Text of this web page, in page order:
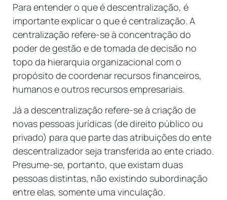
Para entender o que é descentralização, é
importante explicar o que é centralização. A
centralização refere-se à concentração do
poder de gestão e de tomada de decisão no
topo da hierarquia organizacional com o
propósito de coordenar recursos financeiros,
humanos e outros recursos empresariais.
Já a descentralização refere-se à criação de
novas pessoas jurídicas (de direito público ou
privado) para que parte das atribuições do ente
descentralizador seja transferida ao ente criado.
Presume-se, portanto, que existam duas
pessoas distintas, não existindo subordinação
entre elas, somente uma vinculação.